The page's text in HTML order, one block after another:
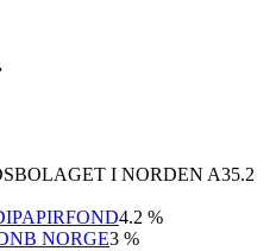
I NORDEN A35.2
4.2 %
NORGE3 %